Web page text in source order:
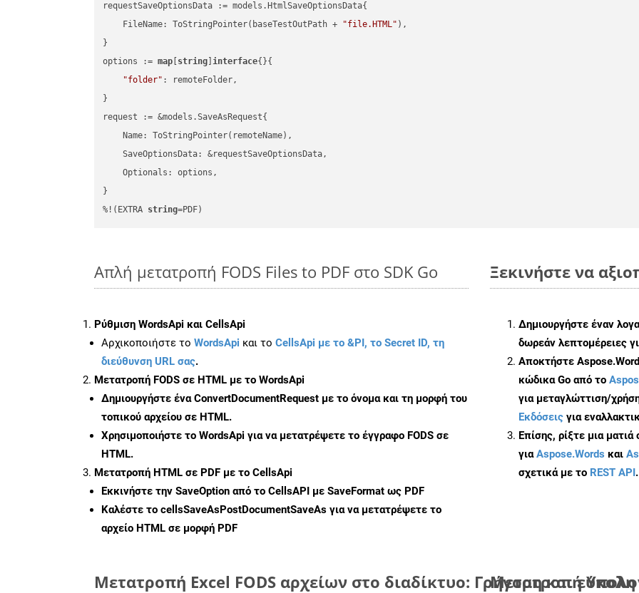
requestSaveOptionsData := models.HtmlSaveOptionsData{
    FileName: ToStringPointer(baseTestOutPath +
"file.HTML" ),
}
options := map string ]interface{}{
"folder" : remoteFolder,
}
request := &models.SaveAsRequest{
    Name: ToStringPointer(remoteName),
    SaveOptionsData: &requestSaveOptionsData,
    Optionals: options,
}
%!(EXTRA string=PDF)
Απλή μετατροπή FODS Files to PDF στο SDK Go
Ρύθμιση WordsApi και CellsApi
Αρχικοποιήστε το WordsApi και το CellsApi με το &PI, το Secret ID, τη
διεύθυνση URL σας.
Μετατροπή FODS σε HTML με το WordsApi
Δημιουργήστε έναConvertDocumentRequest με το όνομα και τη μορφή του
τοπικού αρχείου σε HTML.
Χρησιμοποιήστε το WordsApi για να μετατρέψετε το έγγραφο FODS σε
HTML.
Μετατροπή HTML σε PDF με το CellsApi
Εκκινήστε την SaveOption από το CellsAPI με SaveFormat ως PDF
Καλέστε το cellsSaveAsPostDocumentSaveAs για να μετατρέψετε το
αρχείο HTML σε μορφή PDF
Ξεκινήστε να
Δημιουργήστε έναν
δωρεάν λεπτομέρειες
Αποκτήστε
κώδικα Go από το
για μεταγλώττιση/
Εκδόσεις για
Επίσης, ρίξτε μια
γιαAspose.Words και
σχετικά με το REST API.
Μετατροπή Excel FODS αρχείων στο διαδίκτυο: Γρήγορη και
Μετατροπή